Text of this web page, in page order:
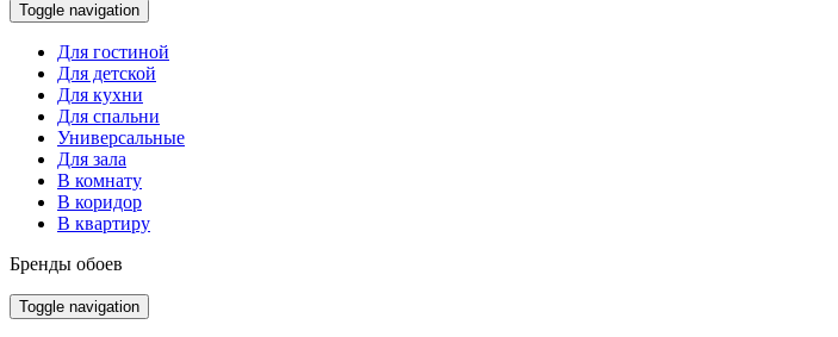
Toggle navigation
Для гостиной
Для детской
Для кухни
Для спальни
Универсальные
Для зала
В комнату
В коридор
В квартиру
Бренды обоев
Toggle navigation